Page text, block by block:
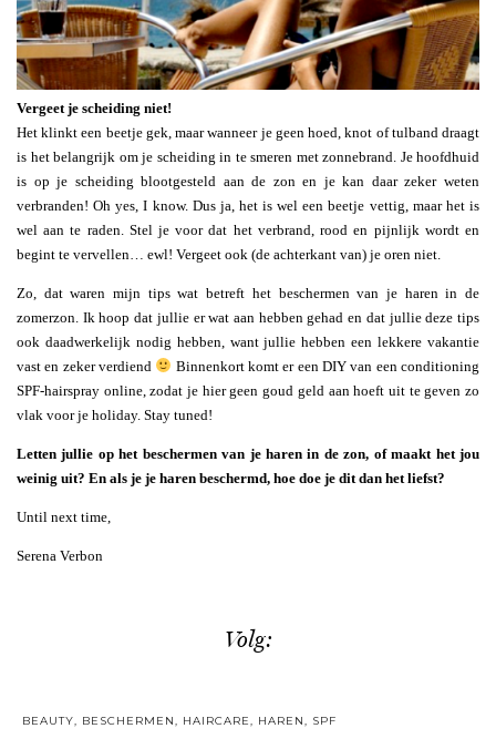
Vergeet je scheiding niet!
Het klinkt een beetje gek, maar wanneer je geen hoed, knot of tulband draagt
is het belangrijk om je scheiding in te smeren met zonnebrand. Je hoofdhuid
is op je scheiding blootgesteld aan de zon en je kan daar zeker weten
verbranden! Oh yes, I know. Dus ja, het is wel een beetje vettig, maar het is
wel aan te raden. Stel je voor dat het verbrand, rood en pijnlijk wordt en
begint te vervellen… ewl! Vergeet ook (de achterkant van) je oren niet.
Zo, dat waren mijn tips wat betreft het beschermen van je haren in de
zomerzon. Ik hoop dat jullie er wat aan hebben gehad en dat jullie deze tips
ook daadwerkelijk nodig hebben, want jullie hebben een lekkere vakantie
vast en zeker verdiend
Binnenkort komt er een DIY van een conditioning
SPF-hairspray online, zodat je hier geen goud geld aan hoeft uit te geven zo
vlak voor je holiday. Stay tuned!
Letten jullie op het beschermen van je haren in de zon, of maakt het jou
weinig uit? En als je je haren beschermd, hoe doe je dit dan het liefst?
Until next time,
Serena Verbon
Volg:
BEAUTY, BESCHERMEN, HAIRCARE, HAREN, SPF